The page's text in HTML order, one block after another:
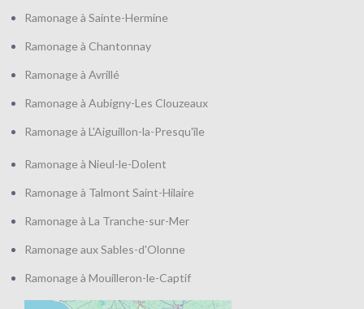
Ramonage à Sainte-Hermine
Ramonage à Chantonnay
Ramonage à Avrillé
Ramonage à Aubigny-Les Clouzeaux
Ramonage à L'Aiguillon-la-Presqu'île
Ramonage à Nieul-le-Dolent
Ramonage à Talmont Saint-Hilaire
Ramonage à La Tranche-sur-Mer
Ramonage aux Sables-d'Olonne
Ramonage à Mouilleron-le-Captif